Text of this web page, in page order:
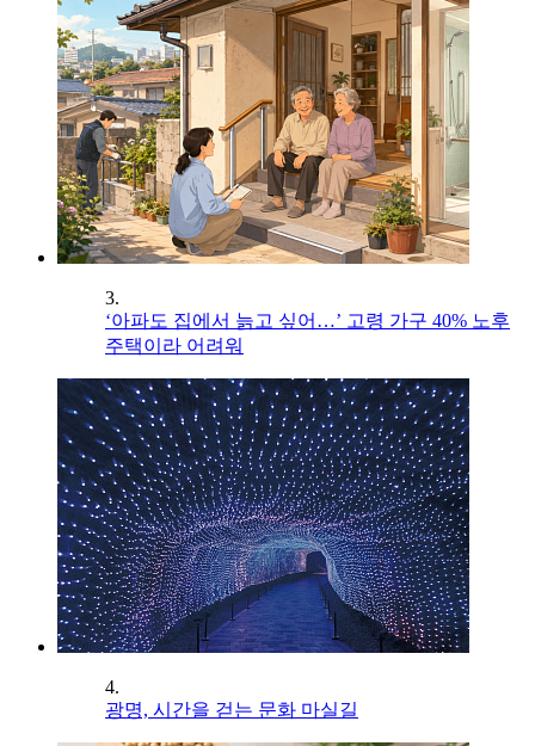
3.
‘아파도 집에서 늙고 싶어…’ 고령 가구 40% 노후
주택이라 어려워
4.
광명, 시간을 걷는 문화 마실길